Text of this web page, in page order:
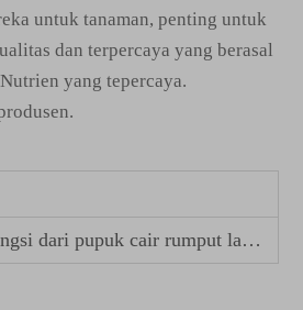
untuk tanaman, penting untuk
dan terpercaya yang berasal
yang tepercaya.
dari pupuk cair rumput laut?